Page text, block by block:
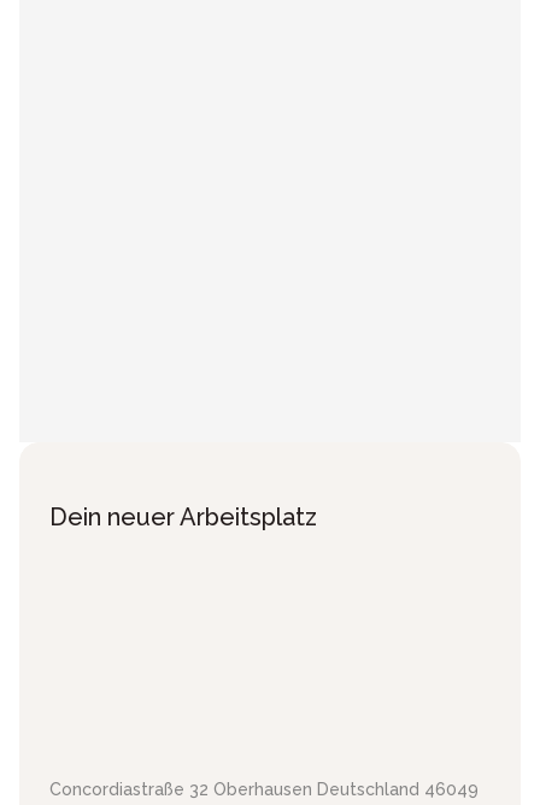
Dein neuer Arbeitsplatz
Concordiastraße 32 Oberhausen Deutschland 46049